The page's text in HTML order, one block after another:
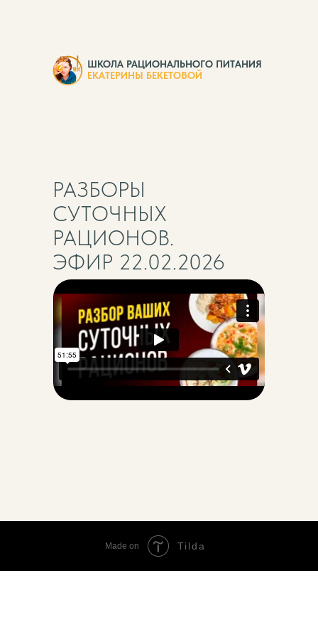
РАЗБОРЫ
СУТОЧНЫХ
РАЦИОНОВ.
ЭФИР 22.02.2026
ШКОЛА РАЦИОНАЛЬНОГО ПИТАНИЯ
ЕКАТЕРИНЫ БЕКЕТОВОЙ
Made on Tilda